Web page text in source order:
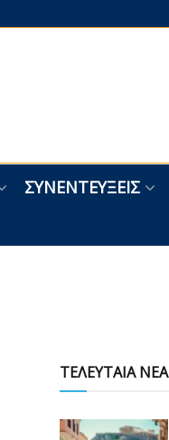
ΣΥΝΕΝΤΕΎΞΕΙΣ
ΤΕΛΕΥΤΑΙΑ ΝΕΑ